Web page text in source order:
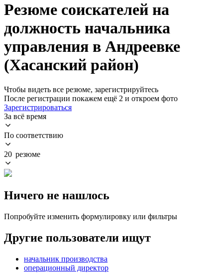
Резюме соискателей на
должность начальника
управления в Андреевке
(Хасанский район)
Чтобы видеть все резюме, зарегистрируйтесь
После регистрации покажем ещё 2 и откроем фото
Зарегистрироваться
За всё время
По соответствию
20 резюме
Ничего не нашлось
Попробуйте изменить формулировку или фильтры
Другие пользователи ищут
начальник производства
операционный директор